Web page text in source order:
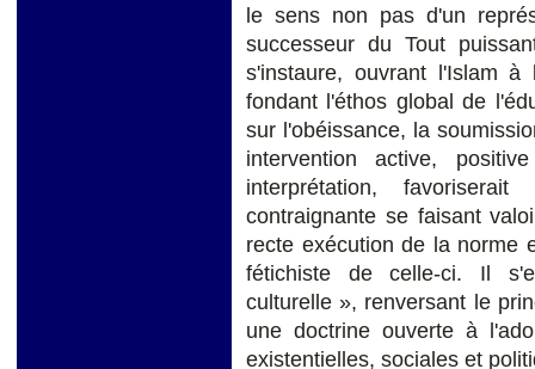
le sens non pas d'un
successeur du Tout
s'instaure, ouvrant l'Islam
fondant l'éthos global de
sur l'obéissance, la
intervention active,
interprétation,
contraignante se faisant
recte exécution de la norme
fétichiste de celle-ci. Il
culturelle », renversant le
une doctrine ouverte à
existentielles, sociales et